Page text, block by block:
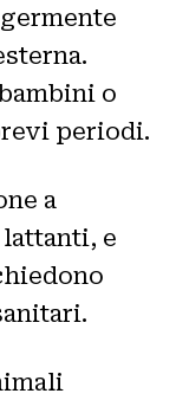
o
periodi.
a
e